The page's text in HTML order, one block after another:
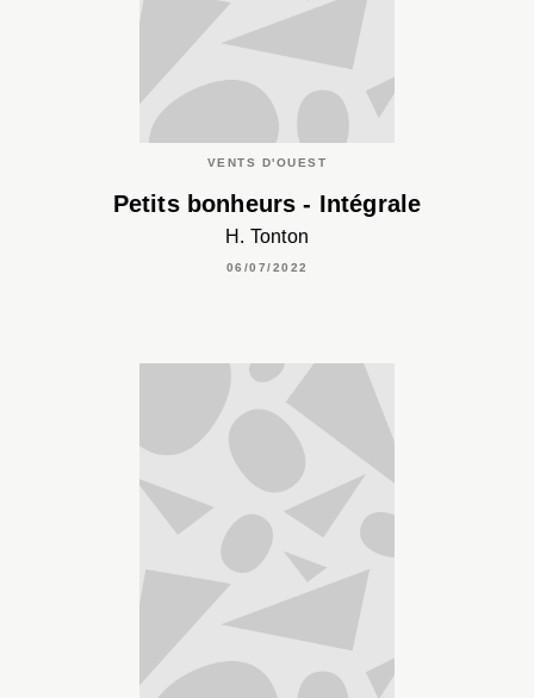
VENTS D'OUEST
Petits bonheurs - Intégrale
H. Tonton
06/07/2022